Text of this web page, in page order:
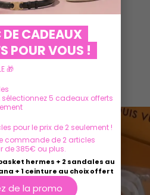
CADEAUX
POUR VOUS !
🎁
sélectionnez 5 cadeaux offerts
pour le prix de 2 seulement !
commande de 2 articles
de 385€ ou plus.
hermes + 2 sandales au
+ 1 ceinture au choix offert
de la promo